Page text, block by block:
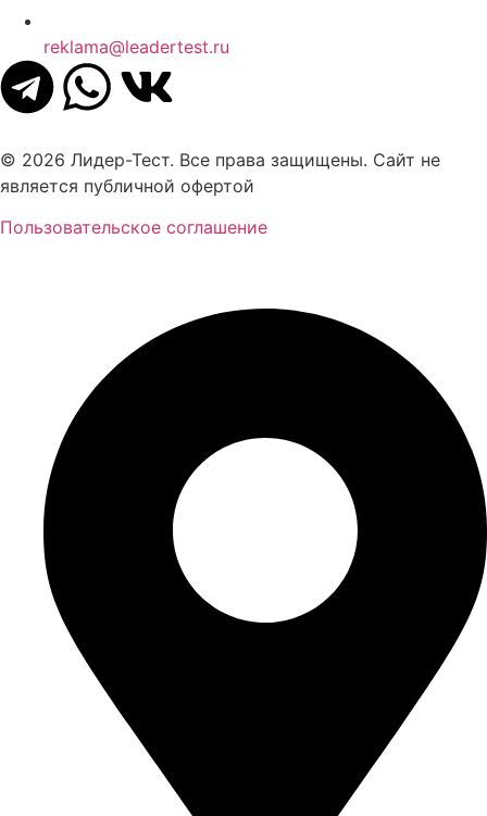
reklama@leadertest.ru
© 2026 Лидер-Тест. Все права защищены. Сайт не
является публичной офертой
Пользовательское соглашение